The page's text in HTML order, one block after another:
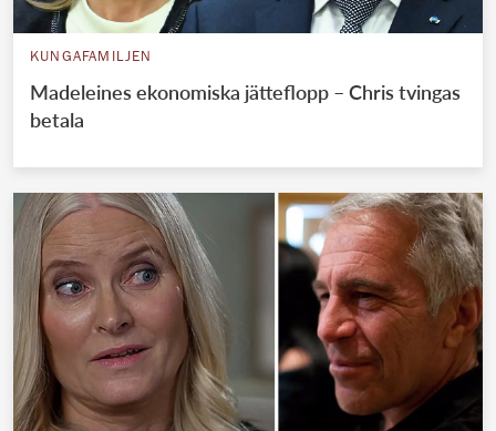
KUNGAFAMILJEN
Madeleines ekonomiska jätteflopp – Chris tvingas
betala